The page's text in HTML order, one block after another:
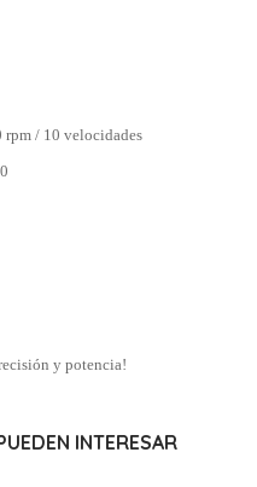
/ 10 velocidades
y potencia!
INTERESAR